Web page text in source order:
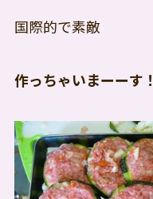
国際的で素敵
作っちゃいまーーす！